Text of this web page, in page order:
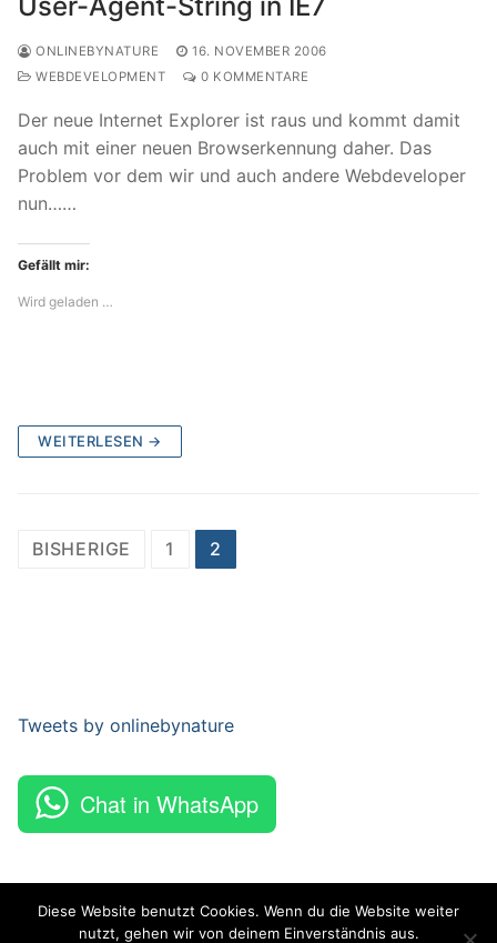
ONLINEBYNATURE
16. NOVEMBER 2006
WEBDEVELOPMENT
0 KOMMENTARE
Der neue Internet Explorer ist raus und kommt damit
auch mit einer neuen Browserkennung daher. Das
Problem vor dem wir und auch andere Webdeveloper
nun……
Gefällt mir:
Wird geladen …
WEITERLESEN →
Beitragsnavigation
BISHERIGE 1 2
Tweets by onlinebynature
Chat in WhatsApp
Diese Website benutzt Cookies. Wenn du die Website weiter
nutzt, gehen wir von deinem Einverständnis aus.